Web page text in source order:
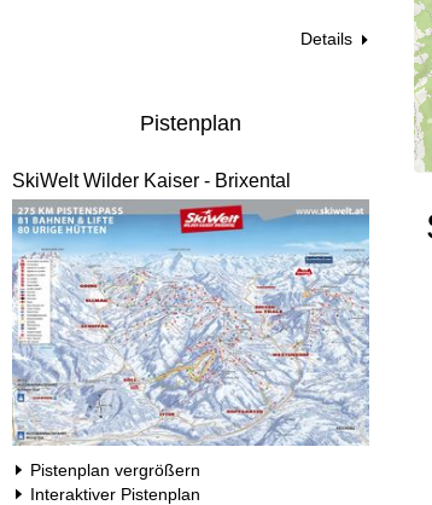
Details
Pistenplan
SkiWelt Wilder Kaiser - Brixental
Pistenplan vergrößern
Interaktiver Pistenplan